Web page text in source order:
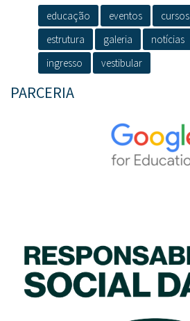
educação eventos cursos
estrutura
galeria notícias
ingresso
vestibular
PARCERIA